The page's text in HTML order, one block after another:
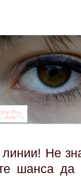
Не
шанса да